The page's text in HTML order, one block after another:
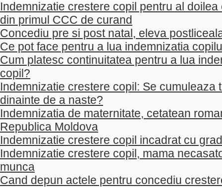
Indemnizatie crestere copil pentru al
din primul CCC de curand
Concediu pre si post natal, eleva
Ce pot face pentru a lua indemnizatia
Cum platesc continuitatea pentru a lua
copil?
Indemnizatie crestere copil: Se cumuleaza
dinainte de a naste?
Indemnizatia de maternitate, cetatean
Republica Moldova
Indemnizatie crestere copil incadrat cu
Indemnizatie crestere copil, mama
munca
Cand depun actele pentru concediu